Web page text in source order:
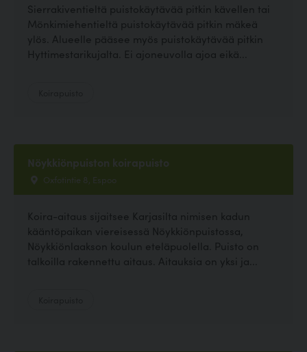
Sierrakiventieltä puistokäytävää pitkin kävellen tai
Mönkimiehentieltä puistokäytävää pitkin mäkeä
ylös. Alueelle pääsee myös puistokäytävää pitkin
Hyttimestarikujalta. Ei ajoneuvolla ajoa eikä...
Nöykkiönpuiston koirapuisto
Oxfotintie 8, Espoo
Koira-aitaus sijaitsee Karjasilta nimisen kadun
kääntöpaikan viereisessä Nöykkiönpuistossa,
Nöykkiönlaakson koulun eteläpuolella. Puisto on
talkoilla rakennettu aitaus. Aitauksia on yksi ja...